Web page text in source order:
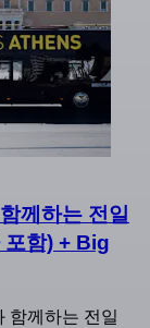
께하는 전일
포함) + Big
함께하는 전일